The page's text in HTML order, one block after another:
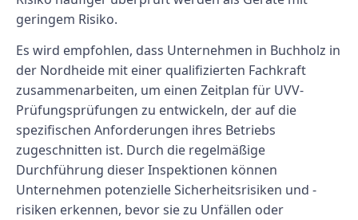
geringem Risiko.
Es wird empfohlen, dass Unternehmen in Buchholz in
der Nordheide mit einer qualifizierten Fachkraft
zusammenarbeiten, um einen Zeitplan für UVV-
Prüfungsprüfungen zu entwickeln, der auf die
spezifischen Anforderungen ihres Betriebs
zugeschnitten ist. Durch die regelmäßige
Durchführung dieser Inspektionen können
Unternehmen potenzielle Sicherheitsrisiken und -
risiken erkennen, bevor sie zu Unfällen oder